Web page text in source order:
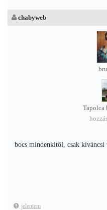
chabyweb
Tapolca
bocs mindenkitől, csak
jelentem